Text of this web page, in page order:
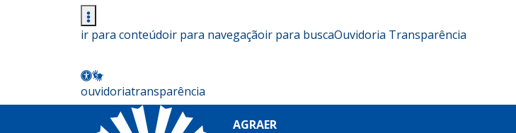
ir para conteúdoir para navegaçãoir para buscaOuvidoria Transparência
ouvidoriatransparência
AGRAER